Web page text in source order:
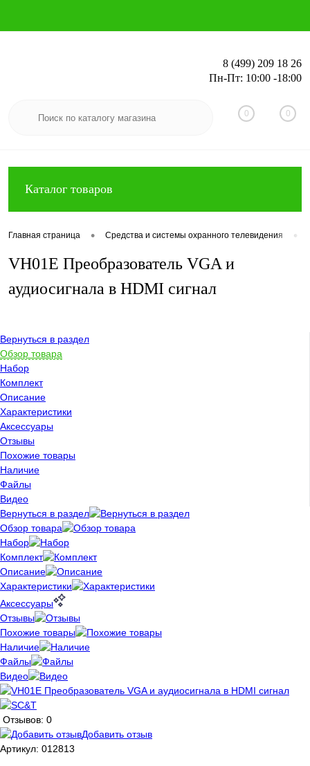
Вход Регистрация
8 (499) 209 18 26
Пн-Пт: 10:00 -18:00
0 0
Каталог товаров
Главная страница • Средства и системы охранного телевидения •
VH01E Преобразователь VGA и
аудиосигнала в HDMI сигнал
Вернуться в раздел
Обзор товара
Набор
Комплект
Описание
Характеристики
Аксессуары
Отзывы
Похожие товары
Наличие
Файлы
Видео
Вернуться в раздел
Обзор товара
Набор
Комплект
Описание
Характеристики
Аксессуары
Отзывы
Похожие товары
Наличие
Файлы
Видео
Отзывов: 0
Добавить отзыв
Артикул: 012813